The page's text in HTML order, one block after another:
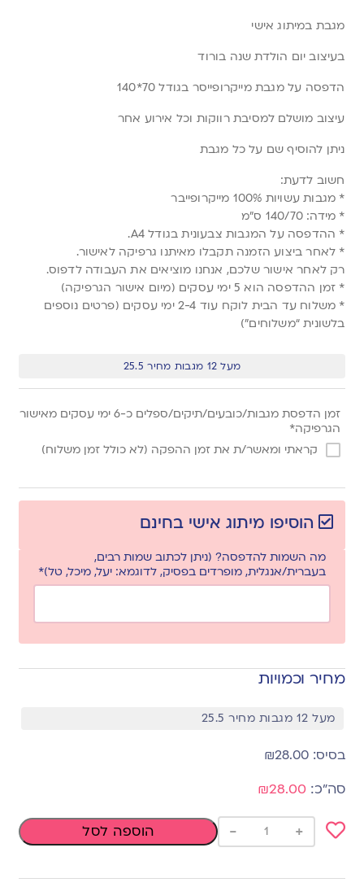
מגבת במיתוג אישי
בעיצוב יום הולדת שנה בורוד
הדפסה על מגבת מייקרופייסר בגודל 70*140
עיצוב מושלם למסיבת רווקות וכל אירוע אחר
ניתן להוסיף שם על כל מגבת
חשוב לדעת:
* מגבות עשויות 100% מייקרופייבר
* מידה: 140/70 ס”מ
* ההדפסה על המגבות צבעונית בגודל A4.
* לאחר ביצוע הזמנה תקבלו מאיתנו גרפיקה לאישור.
רק לאחר אישור שלכם, אנחנו מוציאים את העבודה לדפוס.
* זמן ההדפסה הוא 5 ימי עסקים (מיום אישור הגרפיקה)
* משלוח עד הבית לוקח עוד 2-4 ימי עסקים (פרטים נוספים
בלשונית “משלוחים”)
מעל 12 מגבות מחיר 25.5
זמן הדפסת מגבות/כובעים/תיקים/ספלים כ-6 ימי עסקים מאישור
הגרפיקה*
קראתי ומאשר/ת את זמן ההפקה (לא כולל זמן משלוח)
הוסיפו מיתוג אישי בחינם
מה השמות להדפסה? (ניתן לכתוב שמות רבים,
בעברית/אנגלית, מופרדים בפסיק, לדוגמא: יעל, מיכל, טל)*
מחיר וכמויות
מעל 12 מגבות מחיר 25.5
₪28.00
₪28.00
+
- הוספה לסל